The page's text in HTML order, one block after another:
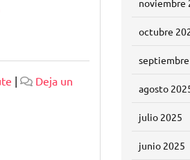
|
Deja un
noviembre
octubre
agosto
julio 2025
junio 2025